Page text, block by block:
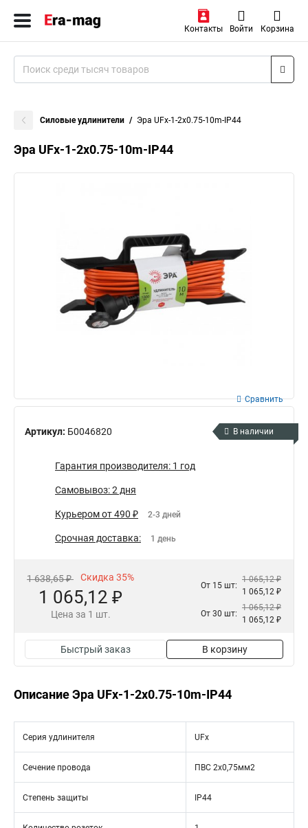
Контакты Войти Корзина
Силовые удлинители Эра UFx-1-2x0.75-10m-IP44
Эра UFx-1-2x0.75-10m-IP44
Артикул: Б0046820
Сравнить
В наличии
Гарантия производителя: 1 год
Самовывоз: 2 дня
Курьером от 490 ₽ 2-3 дней
Срочная доставка: 1 день
1 638,65 ₽ Скидка 35%
1 065,12 ₽
Цена за 1 шт.
От 15 шт:
1 065,12 ₽
1 065,12 ₽
От 30 шт:
1 065,12 ₽
1 065,12 ₽
Быстрый заказ В корзину
Описание Эра UFx-1-2x0.75-10m-IP44
Серия удлинителя UFx
Сечение провода ПВС 2x0,75мм2
Степень защиты IP44